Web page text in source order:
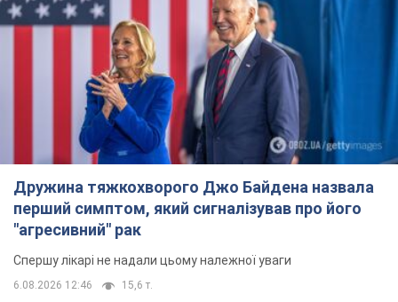
Дружина тяжкохворого Джо Байдена назвала
перший симптом, який сигналізував про його
"агресивний" рак
Спершу лікарі не надали цьому належної уваги
6.08.2026 12:46 15,6 т.
Відпустка Лесі Нікітюк у Карпатах
обернулася скандалом: чому ведучу
несправедливо захейтили
Знаменитість вийшла на пряму комунікацію в